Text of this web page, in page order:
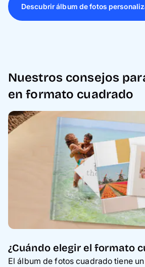
Descubrir álbum de fotos
Nuestros consejos
en formato cuadrado
¿Cuándo elegir el formato
El álbum de fotos cuadrado tiene